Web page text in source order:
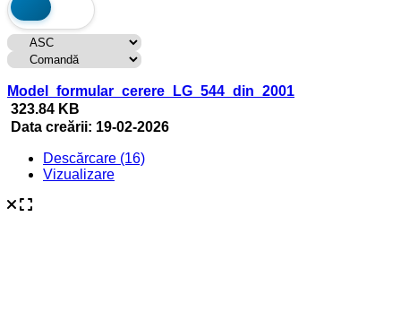
Model_formular_cerere_LG_544_din_2001
323.84 KB
Data creării: 19-02-2026
Descărcare (16)
Vizualizare